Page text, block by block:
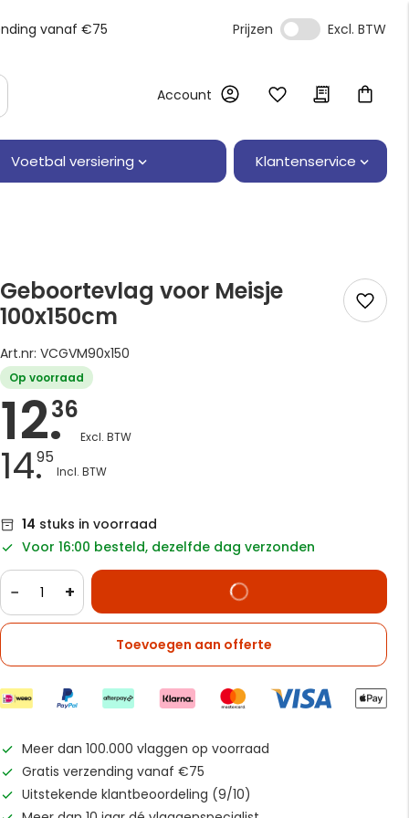
vanaf €75 Prijzen
Account
Voetbal versiering Klantenservice
Geboortevlag voor Meisje
100x150cm
Art.nr: VCGVM90x150
Op voorraad
12.36
14.95
14 stuks in voorraad
Voor 16:00 besteld, dezelfde dag verzonden
− +
Toevoegen aan offerte
Meer dan 100.000 vlaggen op voorraad
Gratis verzending vanaf €75
Uitstekende klantbeoordeling (9/10)